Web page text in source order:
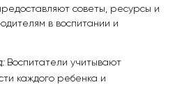
советы, ресурсы и
в воспитании и
:Воспитатели учитывают
каждого ребенка и